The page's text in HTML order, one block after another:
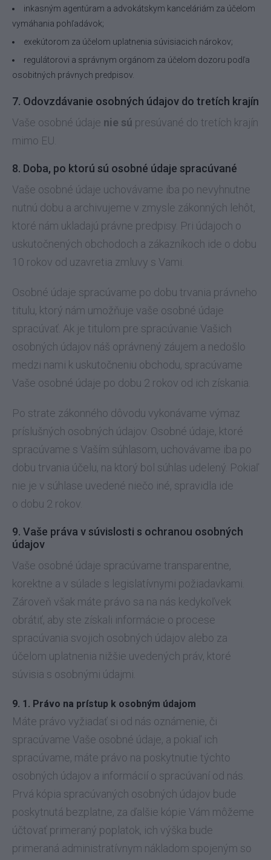
inkasným agentúram a advokátskym kanceláriám za účelom
vymáhania pohľadávok;
exekútorom za účelom uplatnenia súvisiacich nárokov;
regulátorovi a správnym orgánom za účelom dozoru podľa
osobitných právnych predpisov.
7. Odovzdávanie osobných údajov do tretích krajín
Vaše osobné údaje nie sú presúvané do tretích krajín
mimo EU.
8. Doba, po ktorú sú osobné údaje spracúvané
Vaše osobné údaje uchovávame iba po nevyhnutne
nutnú dobu a archivujeme v zmysle zákonných lehôt,
ktoré nám ukladajú právne predpisy. Pri údajoch o
uskutočnených obchodoch a zákazníkoch ide o dobu
10 rokov od uzavretia zmluvy s Vami.
Osobné údaje spracúvame po dobu trvania právneho
titulu, ktorý nám umožňuje vaše osobné údaje
spracúvať. Ak je titulom pre spracúvanie Vašich
osobných údajov náš oprávnený záujem a nedošlo
medzi nami k uskutočneniu obchodu, spracúvame
Vaše osobné údaje po dobu 2 rokov od ich získania.
Po strate zákonného dôvodu vykonávame výmaz
príslušných osobných údajov. Osobné údaje, ktoré
spracúvame s Vaším súhlasom, uchovávame iba po
dobu trvania účelu, na ktorý bol súhlas udelený. Pokiaľ
nie je v súhlase uvedené niečo iné, spravidla ide
o dobu 2 rokov.
9. Vaše práva v súvislosti s ochranou osobných
údajov
Vaše osobné údaje spracúvame transparentne,
korektne a v súlade s legislatívnymi požiadavkami.
Zároveň však máte právo sa na nás kedykoľvek
obrátiť, aby ste získali informácie o procese
spracúvania svojich osobných údajov alebo za
účelom uplatnenia nižšie uvedených práv, ktoré
súvisia s osobnými údajmi.
9. 1. Právo na prístup k osobným údajom
Máte právo vyžiadať si od nás oznámenie, či
spracúvame Vaše osobné údaje, a pokiaľ ich
spracúvame, máte právo na poskytnutie týchto
osobných údajov a informácií o spracúvaní od nás.
Prvá kópia spracúvaných osobných údajov bude
poskytnutá bezplatne, za ďalšie kópie Vám môžeme
účtovať primeraný poplatok, ich výška bude
primeraná administratívnym nákladom spojeným so